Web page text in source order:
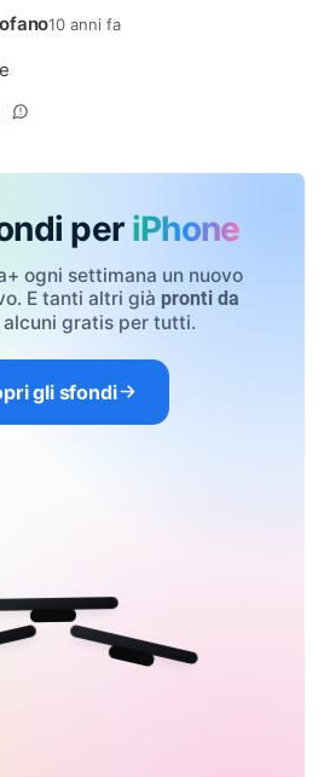
10 anni fa
per iPhone
ogni settimana un nuovo
E tanti altri già pronti da
alcuni gratis per tutti.
gli sfondi